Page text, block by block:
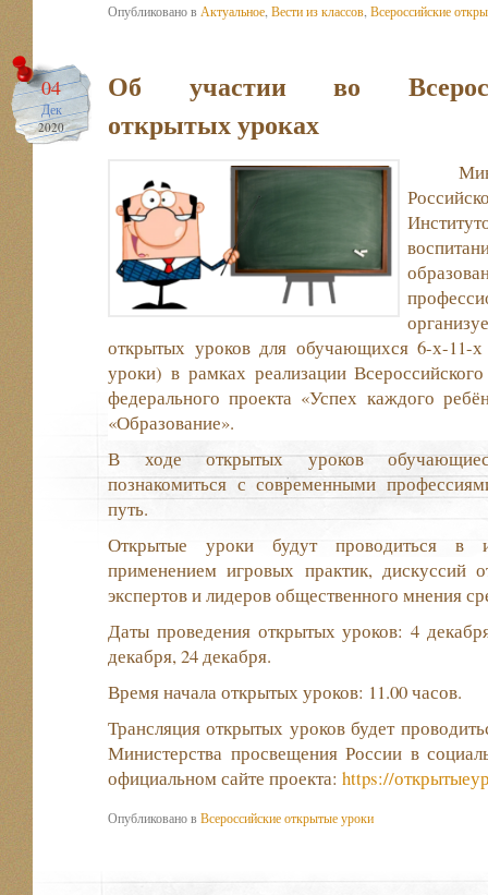
Опубликовано в Актуальное Вести из классов Всероссийские
04
Дек
2020
Об участии во
открытых уроках
открытых уроков для обучающихся 6-х-11-
уроки) в рамках реализации
федерального проекта «Успех каждого
«Образование».
В ходе открытых уроков
познакомиться с современными
путь.
Открытые уроки будут проводиться в
применением игровых практик, дискуссий
экспертов и лидеров общественного мнения
Даты проведения открытых уроков: 4
декабря, 24 декабря.
Время начала открытых уроков: 11.00 часов.
Трансляция открытых уроков будет
Министерства просвещения России в
официальном сайте проекта: https://
Опубликовано вВсероссийские открытые уроки